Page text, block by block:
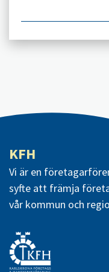
KFH
Vi är en
syfte att främja
vår kommun och